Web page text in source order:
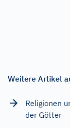
Weitere Artikel
Religionen
der Götter